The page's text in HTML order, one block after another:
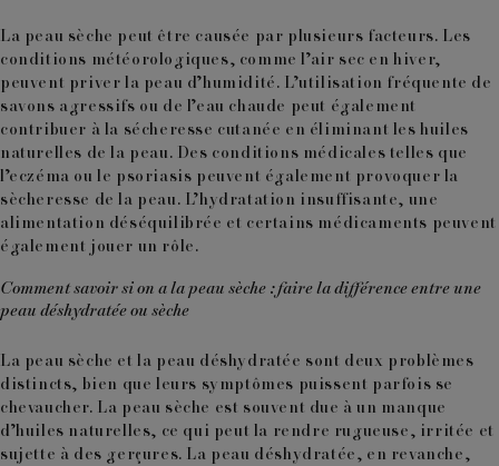
La peau sèche peut être causée par plusieurs facteurs. Les
conditions météorologiques, comme l’air sec en hiver,
peuvent priver la peau d’humidité. L’utilisation fréquente de
savons agressifs ou de l’eau chaude peut également
contribuer à la sécheresse cutanée en éliminant les huiles
naturelles de la peau. Des conditions médicales telles que
l’eczéma ou le psoriasis peuvent également provoquer la
sècheresse de la peau. L’hydratation insuffisante, une
alimentation déséquilibrée et certains médicaments peuvent
également jouer un rôle.
Comment savoir si on a la peau sèche : faire la différence entre une
peau déshydratée ou sèche
La peau sèche et la peau déshydratée sont deux problèmes
distincts, bien que leurs symptômes puissent parfois se
chevaucher. La peau sèche est souvent due à un manque
d’huiles naturelles, ce qui peut la rendre rugueuse, irritée et
sujette à des gerçures. La peau déshydratée, en revanche,